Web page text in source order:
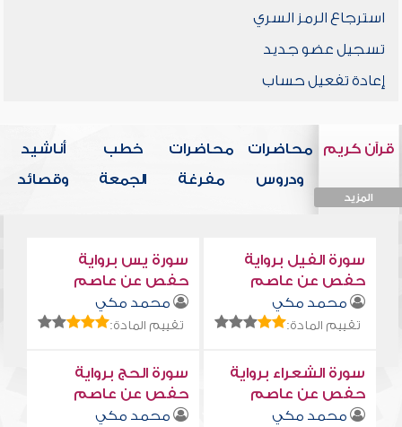
استرجاع الرمز السري
تسجيل عضو جديد
إعادة تفعيل حساب
قرآن كريم
المزيد
محاضرات
ودروس
محاضرات
مفرغة
خطب
الجمعة
أناشيد
وقصائد
سورة الفيل برواية
حفص عن عاصم
محمد مكي
تقييم المادة:
سورة يس برواية
حفص عن عاصم
محمد مكي
تقييم المادة:
سورة الشعراء برواية
حفص عن عاصم
محمد مكي
سورة الحج برواية
حفص عن عاصم
محمد مكي